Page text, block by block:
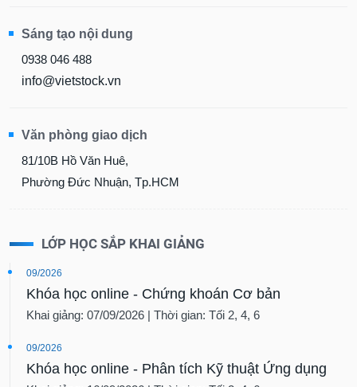
Sáng tạo nội dung
0938 046 488
info@vietstock.vn
Văn phòng giao dịch
81/10B Hồ Văn Huê,
Phường Đức Nhuận, Tp.HCM
LỚP HỌC SẮP KHAI GIẢNG
09/2026
Khóa học online - Chứng khoán Cơ bản
Khai giảng: 07/09/2026 | Thời gian: Tối 2, 4, 6
09/2026
Khóa học online - Phân tích Kỹ thuật Ứng dụng